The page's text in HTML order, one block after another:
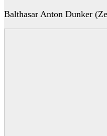
Balthasar Anton Dunker